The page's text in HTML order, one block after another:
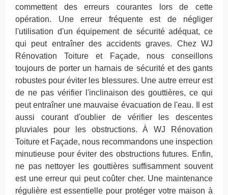
commettent des erreurs courantes lors de cette
opération. Une erreur fréquente est de négliger
l'utilisation d'un équipement de sécurité adéquat, ce
qui peut entraîner des accidents graves. Chez WJ
Rénovation Toiture et Façade, nous conseillons
toujours de porter un harnais de sécurité et des gants
robustes pour éviter les blessures. Une autre erreur est
de ne pas vérifier l'inclinaison des gouttières, ce qui
peut entraîner une mauvaise évacuation de l'eau. Il est
aussi courant d'oublier de vérifier les descentes
pluviales pour les obstructions. À WJ Rénovation
Toiture et Façade, nous recommandons une inspection
minutieuse pour éviter des obstructions futures. Enfin,
ne pas nettoyer les gouttières suffisamment souvent
est une erreur qui peut coûter cher. Une maintenance
régulière est essentielle pour protéger votre maison à